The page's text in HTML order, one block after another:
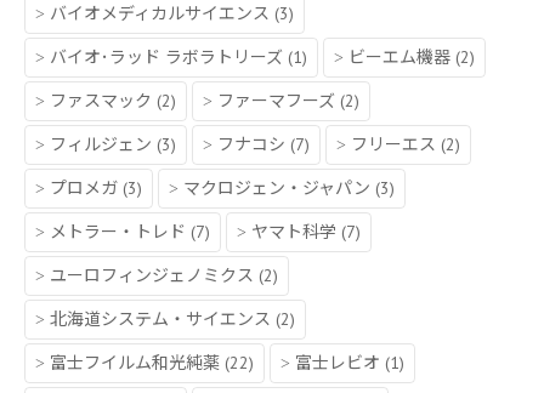
バイオメディカルサイエンス (3)
バイオ･ラッド ラボラトリーズ (1) ビーエム機器 (2)
ファスマック (2) ファーマフーズ (2)
フィルジェン (3) フナコシ (7) フリーエス (2)
プロメガ (3) マクロジェン・ジャパン (3)
メトラー・トレド (7) ヤマト科学 (7)
ユーロフィンジェノミクス (2)
北海道システム・サイエンス (2)
富士フイルム和光純薬 (22) 富士レビオ (1)